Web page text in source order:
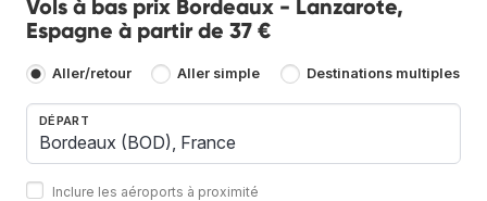
Vols à bas prix Bordeaux - Lanzarote,
Espagne à partir de 37 €
Aller/retour Aller simple Destinations multiples
DÉPART
Inclure les aéroports à proximité